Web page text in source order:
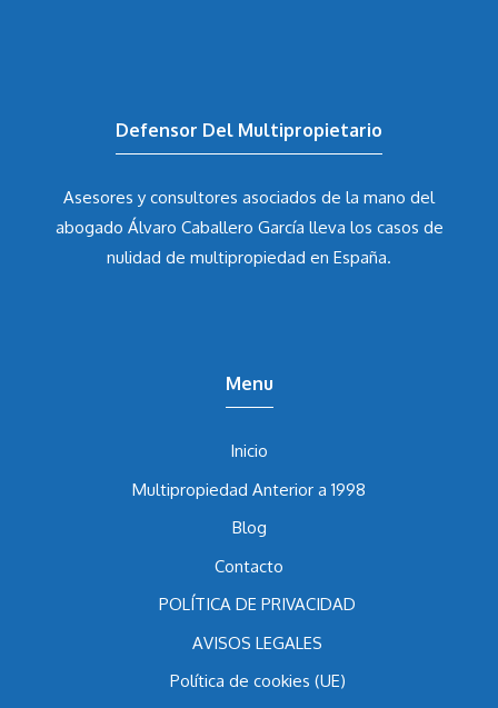
Defensor Del Multipropietario
Asesores y consultores asociados de la mano del
abogado Álvaro Caballero García lleva los casos de
nulidad de multipropiedad en España.
Menu
Inicio
Multipropiedad Anterior a 1998
Blog
Contacto
POLÍTICA DE PRIVACIDAD
AVISOS LEGALES
Política de cookies (UE)